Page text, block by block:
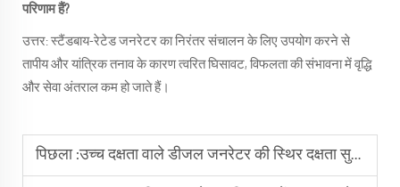
परिणाम हैं?
उत्तर: स्टैंडबाय-रेटेड जनरेटर का निरंतर संचालन के लिए उपयोग करने से
तापीय और यांत्रिक तनाव के कारण त्वरित घिसावट, विफलता की संभावना में वृद्धि
और सेवा अंतराल कम हो जाते हैं।
पिछला :उच्च दक्षता वाले डीजल जनरेटर की स्थिर दक्षता सुनिश्चित करने के लिए उचित वोल्टेज समायोजन आवश्यक है।